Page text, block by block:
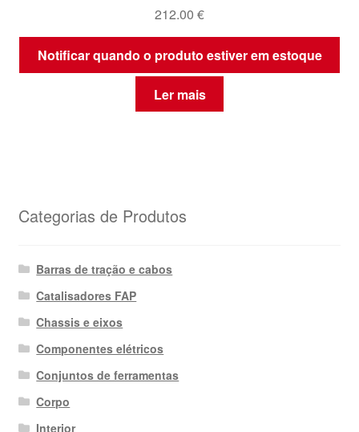
212.00 €
Notificar quando o produto estiver em estoque
Ler mais
Categorias de Produtos
Barras de tração e cabos
Catalisadores FAP
Chassis e eixos
Componentes elétricos
Conjuntos de ferramentas
Corpo
Interior